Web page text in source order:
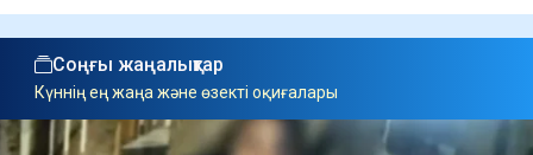
Соңғы жаңалықтар
Күннің ең жаңа және өзекті оқиғалары